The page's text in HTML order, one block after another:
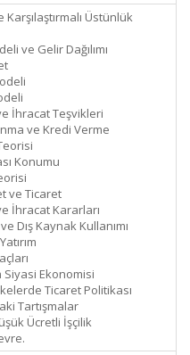
Üstünlük
ve Gelir Dağılımı
İhracat Teşvikleri
ve Kredi Verme
Konumu
ve Ticaret
İhracat Kararları
Dış Kaynak Kullanımı
Siyasi Ekonomisi
Ticaret Politikası
Tartışmalar
Ücretli İşçilik